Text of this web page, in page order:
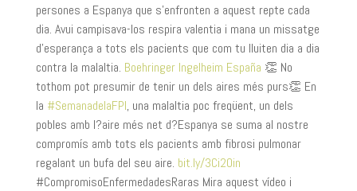
persones a Espanya que s’enfronten a aquest repte cada
dia. Avui campisava-los respira valentia i mana un missatge
d’esperança a tots els pacients que com tu lluiten dia a dia
contra la malaltia. Boehringer Ingelheim España 👏 No
tothom pot presumir de tenir un dels aires més purs👏 En
la #SemanadelaFPI, una malaltia poc freqüent, un dels
pobles amb l?aire més net d?Espanya se suma al nostre
compromís amb tots els pacients amb fibrosi pulmonar
regalant un bufa del seu aire. bit.ly/3Ci2Oin
#CompromisoEnfermedadesRaras Mira aquest vídeo i